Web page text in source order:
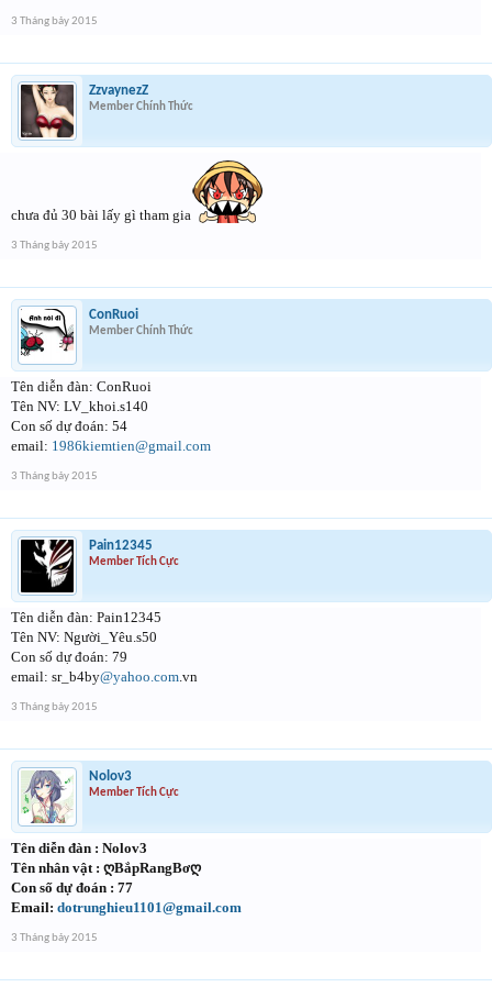
3 Tháng bảy 2015
ZzvaynezZ
Member Chính Thức
chưa đủ 30 bài lấy gì tham gia
3 Tháng bảy 2015
ConRuoi
Member Chính Thức
Tên diễn đàn: ConRuoi
Tên NV: LV_khoi.s140
Con số dự đoán: 54
email: 1986kiemtien@gmail.com
3 Tháng bảy 2015
Pain12345
Member Tích Cực
Tên diễn đàn: Pain12345
Tên NV: Người_Yêu.s50
Con số dự đoán: 79
email: sr_b4by@yahoo.com.vn
3 Tháng bảy 2015
Nolov3
Member Tích Cực
Tên diễn đàn : Nolov3
Tên nhân vật : ღBắpRangBơღ
Con số dự đoán : 77
Email: dotrunghieu1101@gmail.com
3 Tháng bảy 2015